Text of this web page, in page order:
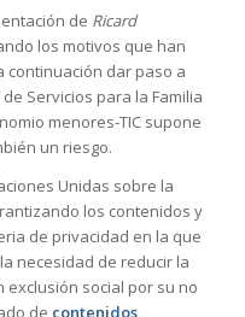
de Ricard
los motivos que han
continuación dar paso a
Servicios para la Familia
menores-TIC supone
un riesgo.
Unidas sobre la
los contenidos y
de privacidad en la que
necesidad de reducir la
exclusión social por su no
de contenidos